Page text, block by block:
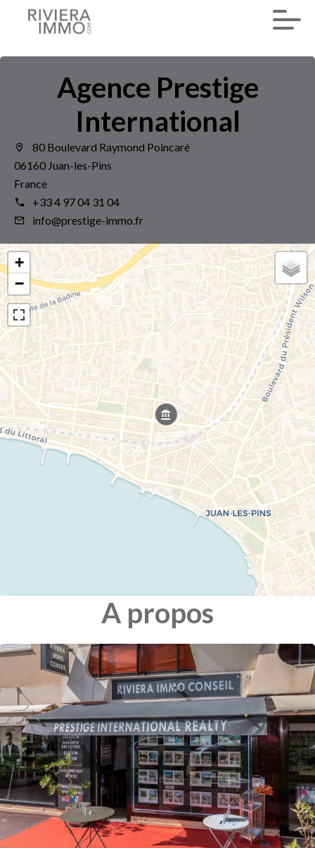
Agence Prestige
International
80 Boulevard Raymond Poincaré
06160 Juan-les-Pins
France
+33 4 97 04 31 04
info@prestige-immo.fr
+
−
A propos